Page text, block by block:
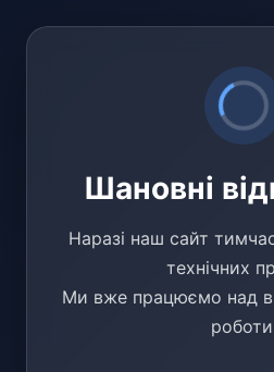
Шановні
Наразі наш сайт
технічних
Ми вже працюємо над